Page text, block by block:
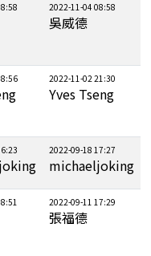
2022-11-04 08:58
吳威德
2022-11-02 21:30
Yves Tseng
2022-09-18 17:27
michaeljoking
2022-09-11 17:29
張福德